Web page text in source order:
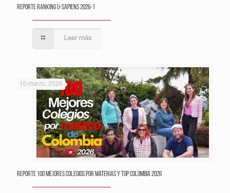
Reporte Ranking U-Sapiens 2026-1
Leer más
15 marzo, 2026
Reporte 100 Mejores Colegios por Materias y Top Colombia 2026